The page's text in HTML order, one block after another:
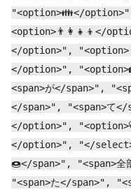
"<option>👪</
<option>👨‍👩‍👧‍👦</
</option>",
</option>",
<span>が</span>",
</span>", "<span>て
</option>",
</option>", "</
🍩</span>", "<span>
"<span>た</span>",